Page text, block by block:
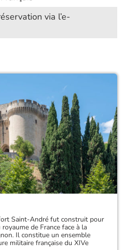
via l’e-
Saint-André fut construit pour
de France face à la
Il constitue un ensemble
militaire française du XIVe